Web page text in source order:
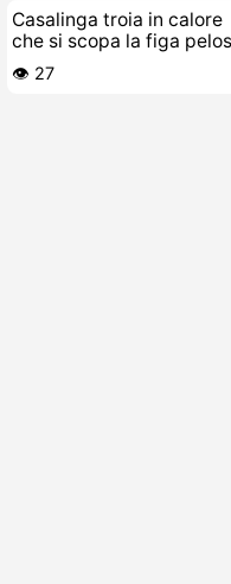
Casalinga troia in calore
che si scopa la figa
👁️ 27